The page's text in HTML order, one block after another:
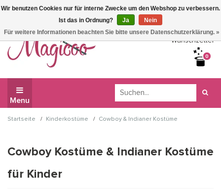
Wir haben Betriebsferien, daher können Sie derzeit nicht
bestellen.
Wunschzettel
0
Menu
Startseite / Kinderkostüme / Cowboy & Indianer Kostüme
Cowboy Kostüme & Indianer Kostüme
für Kinder
Wir benutzen Cookies nur für interne Zwecke um den Webshop zu verbessern.
Ist das in Ordnung?
Ja
Nein
Für weitere Informationen beachten Sie bitte unsere Datenschutzerklärung. »